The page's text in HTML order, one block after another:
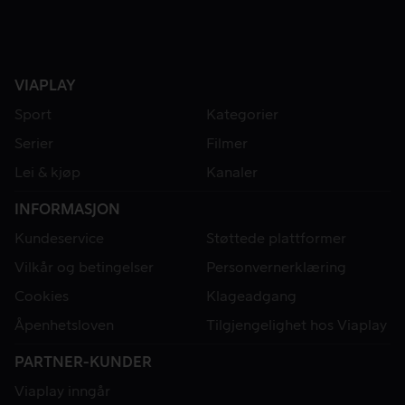
VIAPLAY
Sport
Kategorier
Serier
Filmer
Lei & kjøp
Kanaler
INFORMASJON
Kundeservice
Støttede plattformer
Vilkår og betingelser
Personvernerklæring
Cookies
Klageadgang
Åpenhetsloven
Tilgjengelighet hos Viaplay
PARTNER-KUNDER
Viaplay inngår